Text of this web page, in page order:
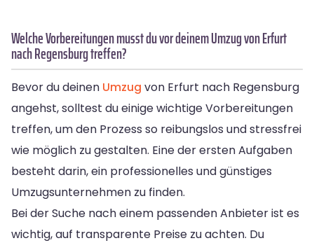
Welche Vorbereitungen musst du vor deinem Umzug von Erfurt
nach Regensburg treffen?
Bevor du deinen Umzug von Erfurt nach Regensburg
angehst, solltest du einige wichtige Vorbereitungen
treffen, um den Prozess so reibungslos und stressfrei
wie möglich zu gestalten. Eine der ersten Aufgaben
besteht darin, ein professionelles und günstiges
Umzugsunternehmen zu finden.
Bei der Suche nach einem passenden Anbieter ist es
wichtig, auf transparente Preise zu achten. Du